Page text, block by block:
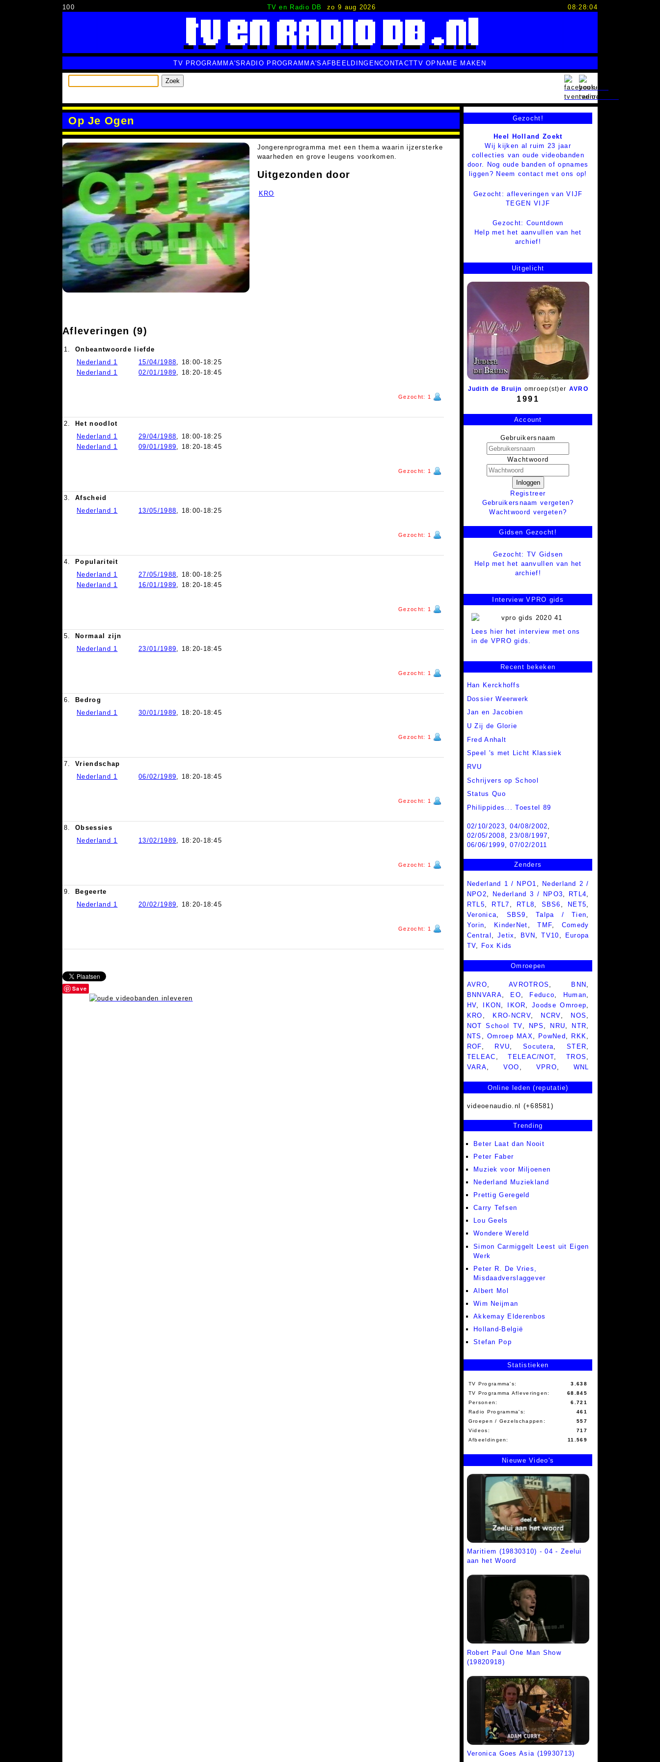
100 TV en Radio DB zo 9 aug 2026 08:28:04
TV PROGRAMMA'S RADIO PROGRAMMA'S AFBEELDINGENCONTACTTV OPNAME MAKEN
Zoek
Op Je Ogen
Jongerenprogramma met een thema waarin ijzersterke
waarheden en grove leugens voorkomen.
Uitgezonden door
KRO
Afleveringen (9)
1.
Onbeantwoorde liefde
Nederland 1
15/04/1988, 18:00-18:25
Nederland 1
02/01/1989, 18:20-18:45
Gezocht: 1
2.
Het noodlot
Nederland 1
29/04/1988, 18:00-18:25
Nederland 1
09/01/1989, 18:20-18:45
Gezocht: 1
3.
Afscheid
Nederland 1
13/05/1988, 18:00-18:25
Gezocht: 1
4.
Populariteit
Nederland 1
27/05/1988, 18:00-18:25
Nederland 1
16/01/1989, 18:20-18:45
Gezocht: 1
5.
Normaal zijn
Nederland 1
23/01/1989, 18:20-18:45
Gezocht: 1
6.
Bedrog
Nederland 1
30/01/1989, 18:20-18:45
Gezocht: 1
7.
Vriendschap
Nederland 1
06/02/1989, 18:20-18:45
Gezocht: 1
8.
Obsessies
Nederland 1
13/02/1989, 18:20-18:45
Gezocht: 1
9.
Begeerte
Nederland 1
20/02/1989, 18:20-18:45
Gezocht: 1
Save
Gezocht!
Heel Holland Zoekt
Wij kijken al ruim 23 jaar
collecties van oude videobanden
door. Nog oude banden of opnames
liggen? Neem contact met ons op!
Gezocht: afleveringen van VIJF
TEGEN VIJF
Gezocht: Countdown
Help met het aanvullen van het
archief!
Uitgelicht
Judith de Bruijn omroep(st)er AVRO
1991
Account
Gebruikersnaam
Wachtwoord
Inloggen
Registreer
Gebruikersnaam vergeten?
Wachtwoord vergeten?
Gidsen Gezocht!
Gezocht: TV Gidsen
Help met het aanvullen van het
archief!
Interview VPRO gids
Lees hier het interview met ons
in de VPRO gids.
Recent bekeken
Han Kerckhoffs
Dossier Weerwerk
Jan en Jacobien
U Zij de Glorie
Fred Anhalt
Speel 's met Licht Klassiek
RVU
Schrijvers op School
Status Quo
Philippides... Toestel 89
02/10/2023,04/08/2002,
02/05/2008,23/08/1997,
06/06/1999,07/02/2011
Zenders
Nederland 1 / NPO1
Nederland 2 /
NPO2
Nederland 3 / NPO3 RTL4
RTL5
RTL7 RTL8 SBS6 NET5
Veronica
SBS9 ,Talpa / Tien
Yorin
KinderNet ,TMF
Comedy
Central
Jetix BVN ,TV10
Europa
TV
Fox Kids
Omroepen
AVRO, AVROTROS , BNN ,
BNNVARA, EO, Feduco, Human,
HV, IKON , IKOR,Joodse Omroep,
KRO , KRO-NCRV, NCRV, NOS ,
NOT School TV, NPS , NRU, NTR,
NTS ,Omroep MAX, PowNed , RKK,
ROF, RVU, Socutera,STER,
TELEAC ,TELEAC/NOT,TROS ,
VARA, VOO , VPRO, WNL
Online leden (reputatie)
videoenaudio.nl (+68581)
Trending
Beter Laat dan Nooit
Peter Faber
Muziek voor Miljoenen
Nederland Muziekland
Prettig Geregeld
Carry Tefsen
Lou Geels
Wondere Wereld
Simon Carmiggelt Leest uit Eigen
Werk
Peter R. De Vries,
Misdaadverslaggever
Albert Mol
Wim Neijman
Akkemay Elderenbos
Holland-België
Stefan Pop
Statistieken
TV Programma's:
3.638
TV Programma Afleveringen:
68.845
Personen:
6.721
Radio Programma's:
461
Groepen / Gezelschappen:
557
Videos:
717
Afbeeldingen:
11.569
Nieuwe Video's
Maritiem (19830310) - 04 - Zeelui
aan het Woord
Robert Paul One Man Show
(19820918)
Veronica Goes Asia (19930713)